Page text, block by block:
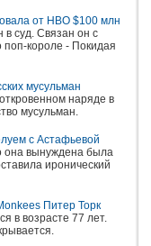
от HBO $100 млн
суд. Связан он с
короле - Покидая
мусульман
наряде в
мусульман.
с Астафьевой
она вынуждена была
иронический
Питер Торк
в возрасте 77 лет.